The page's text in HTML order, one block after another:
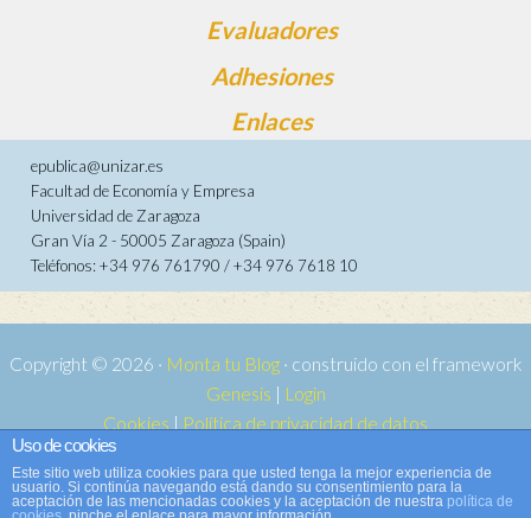
Evaluadores
Adhesiones
Enlaces
epublica@unizar.es
Facultad de Economía y Empresa
Universidad de Zaragoza
Gran Vía 2 - 50005 Zaragoza (Spain)
Teléfonos: +34 976 761790 / +34 976 7618 10
Copyright © 2026 · Monta tu Blog· construido con el framework
Genesis | Login
Cookies | Política de privacidad de datos
Copyright © 2026 ·
WordPress·Acceder
Uso de cookies
Este sitio web utiliza cookies para que usted tenga la mejor experiencia de
usuario. Si continúa navegando está dando su consentimiento para la
aceptación de las mencionadas cookies y la aceptación de nuestra política de